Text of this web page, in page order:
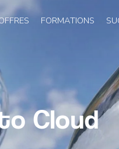
FORMATIONS
Cloud